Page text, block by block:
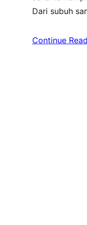
Dari subuh
Continue